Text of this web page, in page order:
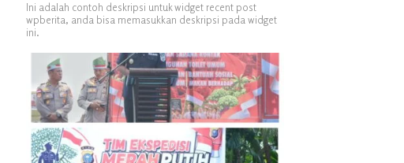
Ini adalah contoh deskripsi untuk widget recent post
wpberita, anda bisa memasukkan deskripsi pada widget
ini.